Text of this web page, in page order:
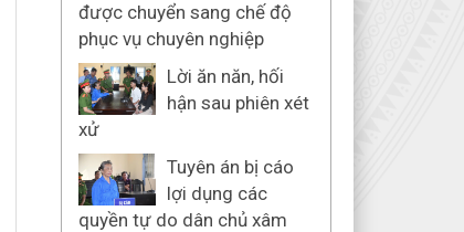
được chuyển sang chế độ
phục vụ chuyên nghiệp
Lời ăn năn, hối
hận sau phiên xét
xử
Tuyên án bị cáo
lợi dụng các
quyền tự do dân chủ xâm